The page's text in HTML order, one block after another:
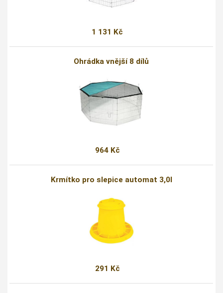
1 131 Kč
Ohrádka vnější 8 dílů
964 Kč
Krmítko pro slepice automat 3,0l
291 Kč